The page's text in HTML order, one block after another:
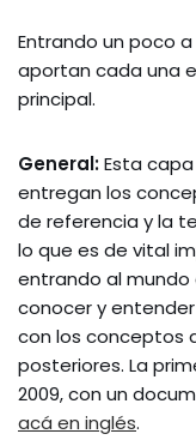
Entrando un poco
aportan cada una
principal.
General:Esta
entregan los
de referencia y la
lo que es de vital
entrando al mundo
conocer y
con los conceptos
posteriores. La
2009, con un
acá en inglés.